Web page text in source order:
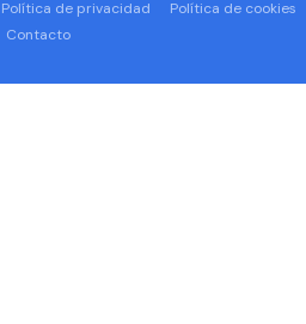
Política de privacidad
Política de cookies
Contacto